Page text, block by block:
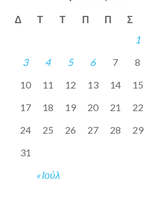
Δ Τ Τ Π Π Σ
« Ιούλ
1
3
4 5 6 7 8
10
11 12 13 14 15
17
18 19 20 21 22
24
25 26 27 28 29
31